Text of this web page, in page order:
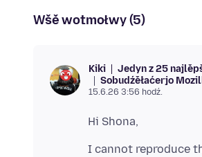
Wšě wotmołwy (5)
Kiki Jedyn z 25
Sobudźěłaćerjo
15.6.26 3:56 hodź.
I cannot reproduce